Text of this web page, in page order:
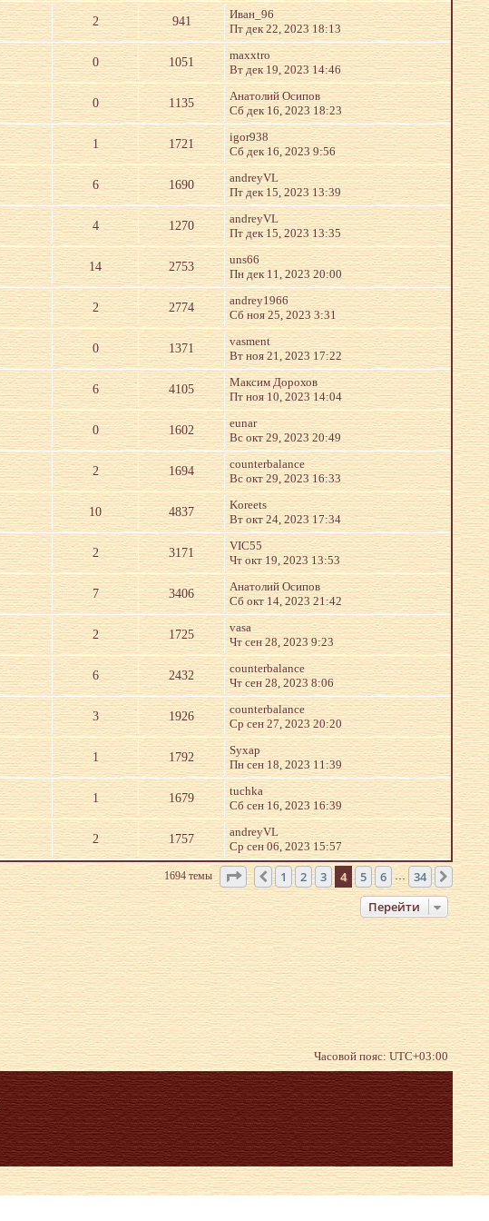
2 941
Иван_96
Пт дек 22, 2023 18:13
0 1051
maxxtro
Вт дек 19, 2023 14:46
0 1135
Анатолий Осипов
Сб дек 16, 2023 18:23
1 1721
igor938
Сб дек 16, 2023 9:56
6 1690
andreyVL
Пт дек 15, 2023 13:39
4 1270
andreyVL
Пт дек 15, 2023 13:35
14 2753
uns66
Пн дек 11, 2023 20:00
2 2774
andrey1966
Сб ноя 25, 2023 3:31
0 1371
vasment
Вт ноя 21, 2023 17:22
6 4105
Максим Дорохов
Пт ноя 10, 2023 14:04
0 1602
eunar
Вс окт 29, 2023 20:49
2 1694
counterbalance
Вс окт 29, 2023 16:33
10 4837
Koreets
Вт окт 24, 2023 17:34
2 3171
VIC55
Чт окт 19, 2023 13:53
7 3406
Анатолий Осипов
Сб окт 14, 2023 21:42
2 1725
vasa
Чт сен 28, 2023 9:23
6 2432
counterbalance
Чт сен 28, 2023 8:06
3 1926
counterbalance
Ср сен 27, 2023 20:20
1 1792
Syxap
Пн сен 18, 2023 11:39
1 1679
tuchka
Сб сен 16, 2023 16:39
2 1757
andreyVL
Ср сен 06, 2023 15:57
1694 темы Страница4 из 34
Пред.
1 2 3 4 5 6 … 34 След.
Перейти
Часовой пояс:UTC+03:00